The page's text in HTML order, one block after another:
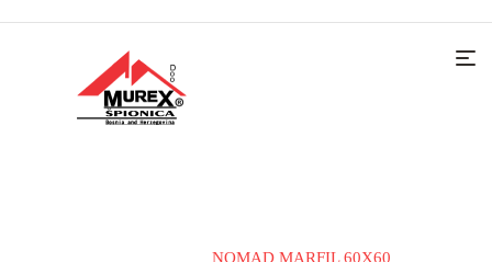
NOMAD MARFIL 60X60